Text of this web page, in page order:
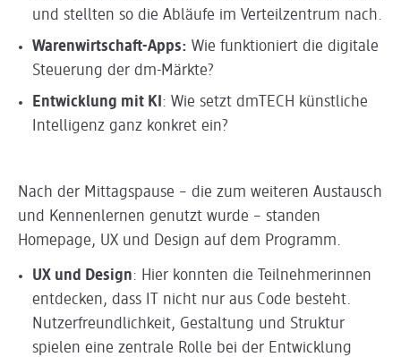
und stellten so die Abläufe im Verteilzentrum nach.
Warenwirtschaft-Apps: Wie funktioniert die digitale
Steuerung der dm-Märkte?
Entwicklung mit KI: Wie setzt dmTECH künstliche
Intelligenz ganz konkret ein?
Nach der Mittagspause – die zum weiteren Austausch
und Kennenlernen genutzt wurde – standen
Homepage, UX und Design auf dem Programm.
UX und Design: Hier konnten die Teilnehmerinnen
entdecken, dass IT nicht nur aus Code besteht.
Nutzerfreundlichkeit, Gestaltung und Struktur
spielen eine zentrale Rolle bei der Entwicklung